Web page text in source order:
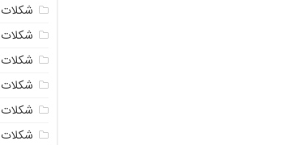
شکلات